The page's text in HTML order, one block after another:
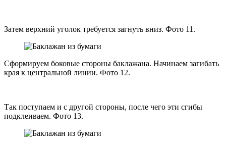
Затем верхний уголок требуется загнуть вниз. Фото 11.
Сформируем боковые стороны баклажана. Начинаем загибать
края к центральной линии. Фото 12.
Так поступаем и с другой стороны, после чего эти сгибы
подклеиваем. Фото 13.